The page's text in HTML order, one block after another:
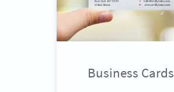
Business Cards